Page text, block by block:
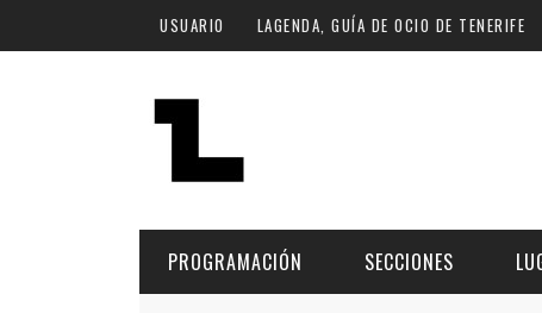
Pasar al contenido principal
USUARIO LAGENDA, GUÍA DE OCIO DE TENERIFE
PROGRAMACIÓN SECCIONES